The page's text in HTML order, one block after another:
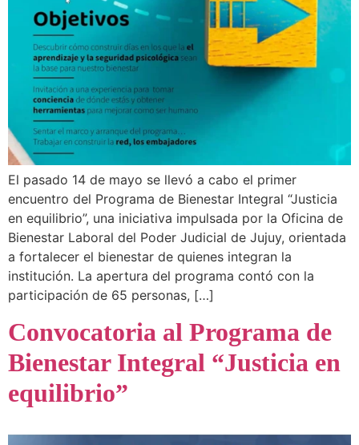
El pasado 14 de mayo se llevó a cabo el primer
encuentro del Programa de Bienestar Integral “Justicia
en equilibrio”, una iniciativa impulsada por la Oficina de
Bienestar Laboral del Poder Judicial de Jujuy, orientada
a fortalecer el bienestar de quienes integran la
institución. La apertura del programa contó con la
participación de 65 personas, […]
Convocatoria al Programa de
Bienestar Integral “Justicia en
equilibrio”